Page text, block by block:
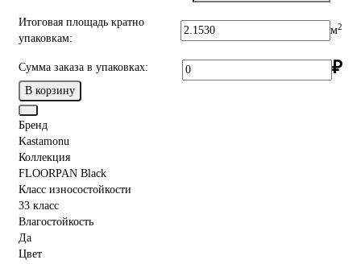
Итоговая площадь кратно
упаковкам:
м2
Сумма заказа в упаковках: ₽
В корзину
Бренд
Kastamonu
Коллекция
FLOORPAN Black
Класс износостойкости
33 класс
Влагостойкость
Да
Цвет